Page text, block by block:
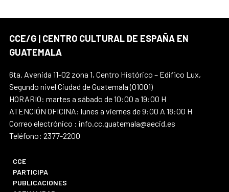
CCE/G | CENTRO CULTURAL DE ESPAÑA EN
GUATEMALA
6ta. Avenida 11-02 zona 1, Centro Histórico – Edifico Lux,
Segundo nivel Ciudad de Guatemala (01001)
HORARIO: martes a sábado de 10:00 a 19:00 H
ATENCIÓN OFICINA: lunes a viernes de 9:00 A 18:00 H
Correo electrónico : info.cc.guatemala@aecid.es
Teléfono: 2377-2200
CCE
PARTICIPA
PUBLICACIONES